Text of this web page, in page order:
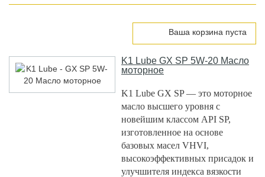
Ваша корзина пуста
K1 Lube GX SP 5W-20 Масло
моторное
K1 Lube GX SP — это моторное
масло высшего уровня с
новейшим классом API SP,
изготовленное на основе
базовых масел VHVI,
высокоэффективных присадок и
улучшителя индекса вязкости